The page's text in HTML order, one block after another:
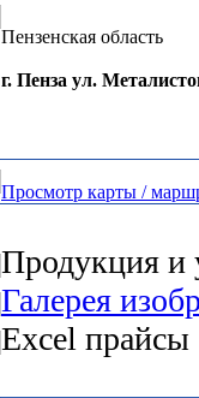
Пензенская область
г. Пенза ул.
Просмотр карты /
Продукция и
Галерея
Excel